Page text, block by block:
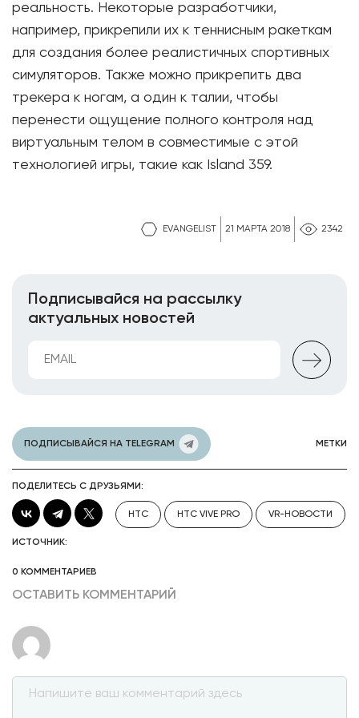
EVANGELIST 21 МАРТА 2018 2342
реальность. Некоторые разработчики,
например, прикрепили их к теннисным ракеткам
для создания более реалистичных спортивных
симуляторов. Также можно прикрепить два
трекера к ногам, а один к талии, чтобы
перенести ощущение полного контроля над
виртуальным телом в совместимые с этой
технологией игры, такие как Island 359.
Подписывайся на рассылку
актуальных новостей
ПОДПИСЫВАЙСЯ НА TELEGRAM МЕТКИ
ПОДЕЛИТЕСЬ С ДРУЗЬЯМИ:
HTC HTC VIVE PRO VR-НОВОСТИ
ИСТОЧНИК:
0 КОММЕНТАРИЕВ
ОСТАВИТЬ КОММЕНТАРИЙ